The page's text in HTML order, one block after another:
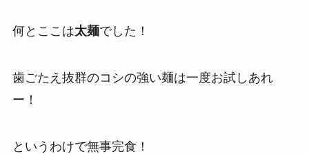
何とここは太麺でした！
歯ごたえ抜群のコシの強い麺は一度お試しあれ
ー！
というわけで無事完食！